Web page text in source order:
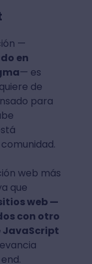
—
en
— es
de
para
web más
que
web —
con otro
JavaScript